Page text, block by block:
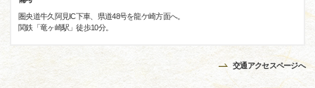
圏央道牛久阿見IC下車、県道48号を龍ケ崎方面へ。
関鉄「竜ヶ崎駅」徒歩10分。
交通アクセスページへ